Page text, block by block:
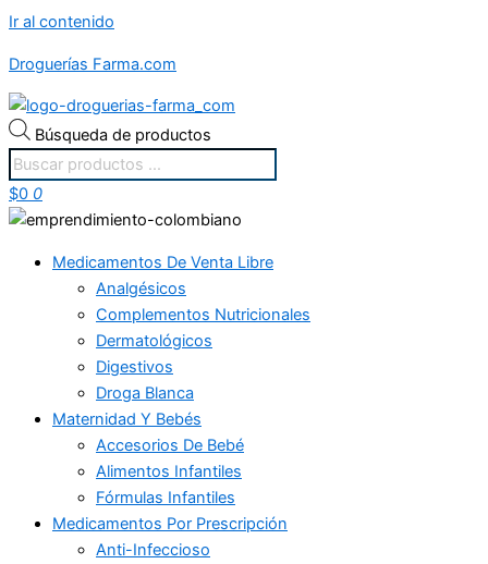
Ir al contenido
Droguerías Farma.com
Búsqueda de productos
$0 0
Medicamentos De Venta Libre
Analgésicos
Complementos Nutricionales
Dermatológicos
Digestivos
Droga Blanca
Maternidad Y Bebés
Accesorios De Bebé
Alimentos Infantiles
Fórmulas Infantiles
Medicamentos Por Prescripción
Anti-Infeccioso